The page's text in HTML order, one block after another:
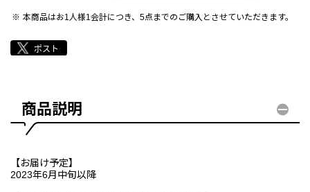
本商品はお1人様1会計につき、5点までのご購入とさせていただきます。
商品説明
【お届け予定】
2023年6月中旬以降